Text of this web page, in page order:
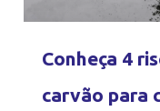
Conheça 4
carvão para